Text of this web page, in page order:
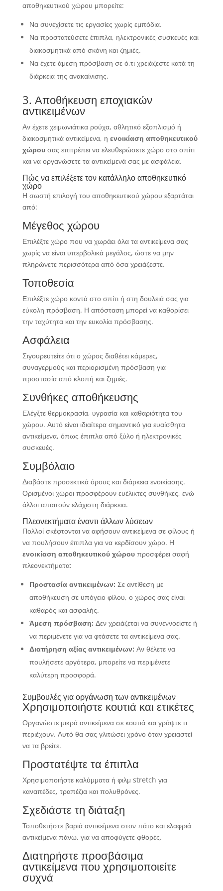
αποθηκευτικού χώρου μπορείτε:
Να συνεχίσετε τις εργασίες χωρίς εμπόδια.
Να προστατεύσετε έπιπλα, ηλεκτρονικές συσκευές και
διακοσμητικά από σκόνη και ζημιές.
Να έχετε άμεση πρόσβαση σε ό,τι χρειάζεστε κατά τη
διάρκεια της ανακαίνισης.
3. Αποθήκευση εποχιακών
αντικειμένων
Αν έχετε χειμωνιάτικα ρούχα, αθλητικό εξοπλισμό ή
διακοσμητικά αντικείμενα, η ενοικίαση αποθηκευτικού
χώρουσας επιτρέπει να ελευθερώσετε χώρο στο σπίτι
και να οργανώσετε τα αντικείμενά σας με ασφάλεια.
Πώς να επιλέξετε τον κατάλληλο αποθηκευτικό
χώρο
Η σωστή επιλογή του αποθηκευτικού χώρου εξαρτάται
από:
Μέγεθος χώρου
Επιλέξτε χώρο που να χωράει όλα τα αντικείμενα σας
χωρίς να είναι υπερβολικά μεγάλος, ώστε να μην
πληρώνετε περισσότερα από όσα χρειάζεστε.
Τοποθεσία
Επιλέξτε χώρο κοντά στο σπίτι ή στη δουλειά σας για
εύκολη πρόσβαση. Η απόσταση μπορεί να καθορίσει
την ταχύτητα και την ευκολία πρόσβασης.
Ασφάλεια
Σιγουρευτείτε ότι ο χώρος διαθέτει κάμερες,
συναγερμούς και περιορισμένη πρόσβαση για
προστασία από κλοπή και ζημιές.
Συνθήκες αποθήκευσης
Ελέγξτε θερμοκρασία, υγρασία και καθαριότητα του
χώρου. Αυτό είναι ιδιαίτερα σημαντικό για ευαίσθητα
αντικείμενα, όπως έπιπλα από ξύλο ή ηλεκτρονικές
συσκευές.
Συμβόλαιο
Διαβάστε προσεκτικά όρους και διάρκεια ενοικίασης.
Ορισμένοι χώροι προσφέρουν ευέλικτες συνθήκες, ενώ
άλλοι απαιτούν ελάχιστη διάρκεια.
Πλεονεκτήματα έναντι άλλων λύσεων
Πολλοί σκέφτονται να αφήσουν αντικείμενα σε φίλους ή
να πουλήσουν έπιπλα για να κερδίσουν χώρο. Η
ενοικίαση αποθηκευτικού χώρουπροσφέρει σαφή
πλεονεκτήματα:
Προστασία αντικειμένων: Σε αντίθεση με
αποθήκευση σε υπόγειο φίλου, ο χώρος σας είναι
καθαρός και ασφαλής.
Άμεση πρόσβαση: Δεν χρειάζεται να συνεννοείστε ή
να περιμένετε για να φτάσετε τα αντικείμενα σας.
Διατήρηση αξίας αντικειμένων: Αν θέλετε να
πουλήσετε αργότερα, μπορείτε να περιμένετε
καλύτερη προσφορά.
Συμβουλές για οργάνωση των αντικειμένων
Χρησιμοποιήστε κουτιά και ετικέτες
Οργανώστε μικρά αντικείμενα σε κουτιά και γράψτε τι
περιέχουν. Αυτό θα σας γλιτώσει χρόνο όταν χρειαστεί
να τα βρείτε.
Προστατέψτε τα έπιπλα
Χρησιμοποιήστε καλύμματα ή φιλμ stretch για
καναπέδες, τραπέζια και πολυθρόνες.
Σχεδιάστε τη διάταξη
Τοποθετήστε βαριά αντικείμενα στον πάτο και ελαφριά
αντικείμενα πάνω, για να αποφύγετε φθορές.
Διατηρήστε προσβάσιμα
αντικείμενα που χρησιμοποιείτε
συχνά